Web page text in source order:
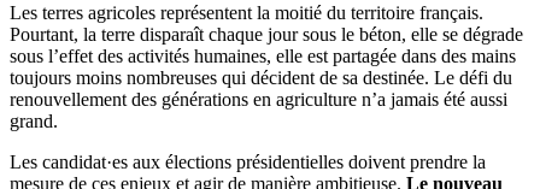
Les terres agricoles représentent la moitié du territoire français.
Pourtant, la terre disparaît chaque jour sous le béton, elle se dégrade
sous l’effet des activités humaines, elle est partagée dans des mains
toujours moins nombreuses qui décident de sa destinée. Le défi du
renouvellement des générations en agriculture n’a jamais été aussi
grand.
Les candidat·es aux élections présidentielles doivent prendre la
mesure de ces enjeux et agir de manière ambitieuse. Le nouveau